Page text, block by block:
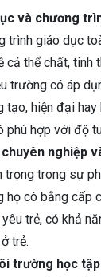
và chương
trình giáo dục
cả thể chất, tinh
trường có áp
tạo, hiện đại hay
phù hợp với độ
nghiệp
trọng trong sự
họ có bằng cấp
trẻ, có khả
trẻ.
trường học